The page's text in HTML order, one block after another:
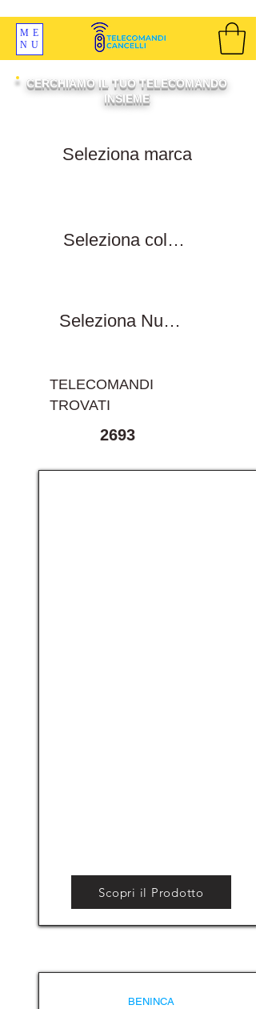
ME
NU
CERCHIAMO IL TUO TELECOMANDO
INSIEME
TELECOMANDI
TROVATI
2693
Scopri il Prodotto
BENINCA